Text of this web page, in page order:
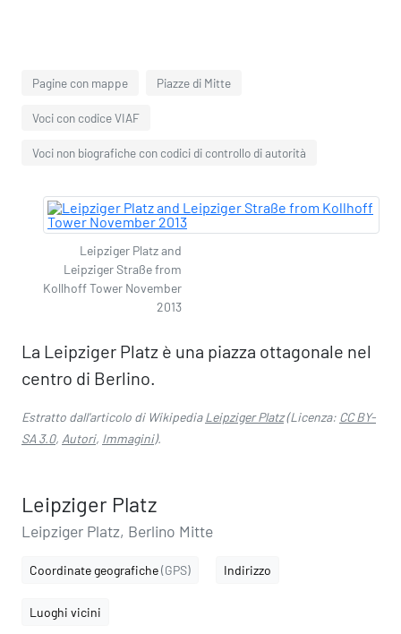
Pagine con mappe Piazze di Mitte
Voci con codice VIAF
Voci non biografiche con codici di controllo di autorità
Leipziger Platz and
Leipziger Straße from
Kollhoff Tower November
2013
La Leipziger Platz è una piazza ottagonale nel
centro di Berlino.
Estratto dall'articolo di WikipediaLeipziger Platz(Licenza: CC BY-
SA 3.0, Autori, Immagini).
Leipziger Platz
Leipziger Platz, Berlino Mitte
Coordinate geografiche(GPS) Indirizzo
Luoghi vicini